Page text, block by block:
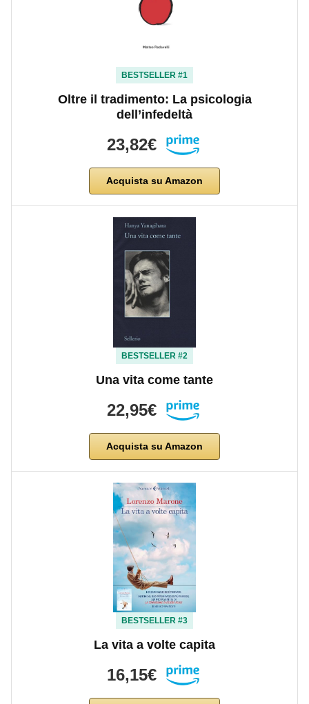
BESTSELLER #1
Oltre il tradimento: La psicologia
dell’infedeltà
23,82€
Acquista su Amazon
BESTSELLER #2
Una vita come tante
22,95€
Acquista su Amazon
BESTSELLER #3
La vita a volte capita
16,15€